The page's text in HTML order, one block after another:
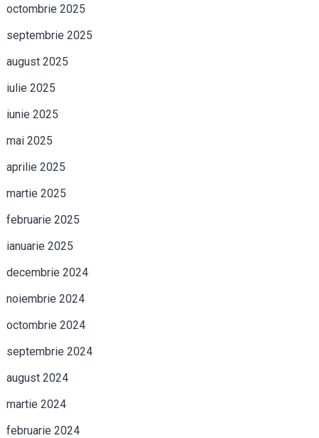
octombrie 2025
septembrie 2025
august 2025
iulie 2025
iunie 2025
mai 2025
aprilie 2025
martie 2025
februarie 2025
ianuarie 2025
decembrie 2024
noiembrie 2024
octombrie 2024
septembrie 2024
august 2024
martie 2024
februarie 2024